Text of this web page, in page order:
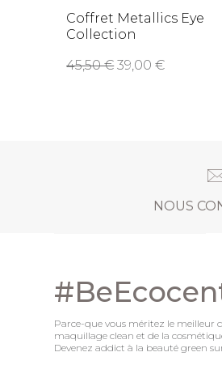
Coffret Metallics Eye
Collection
45,50 39,00
NOUS
Parce-que vous méritez le meilleur
maquillage clean et de la
Devenez addict à la beauté green